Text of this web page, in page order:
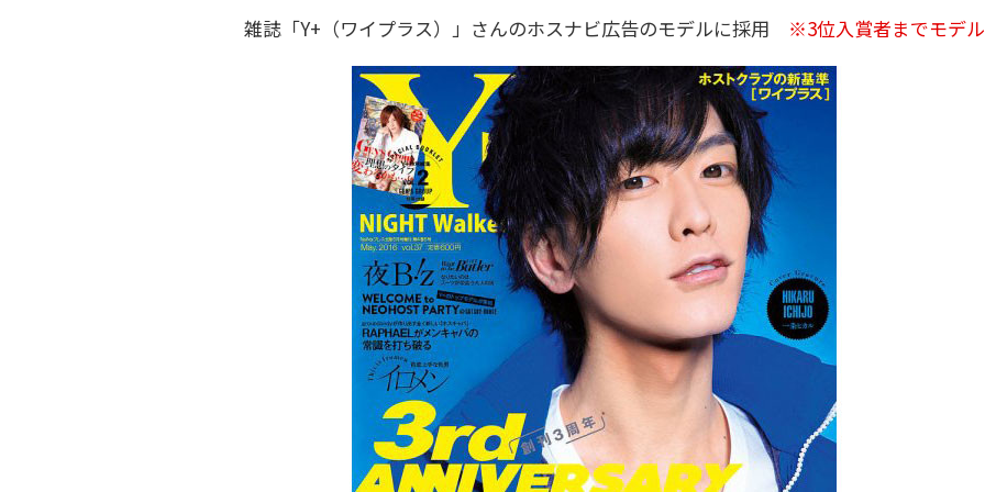
雑誌「Y+（ワイプラス）」さんのホスナビ広告のモデルに採用 ※3位入賞者までモデ